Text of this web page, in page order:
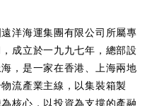
洋海運集團有限公司所屬專
成立於一九九七年，總部設
，是一家在香港、上海兩地
流產業主線，以集裝箱製
核心，以投資為支撐的產融